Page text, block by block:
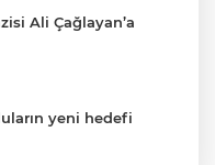
Ali Çağlayan’a
yeni hedefi